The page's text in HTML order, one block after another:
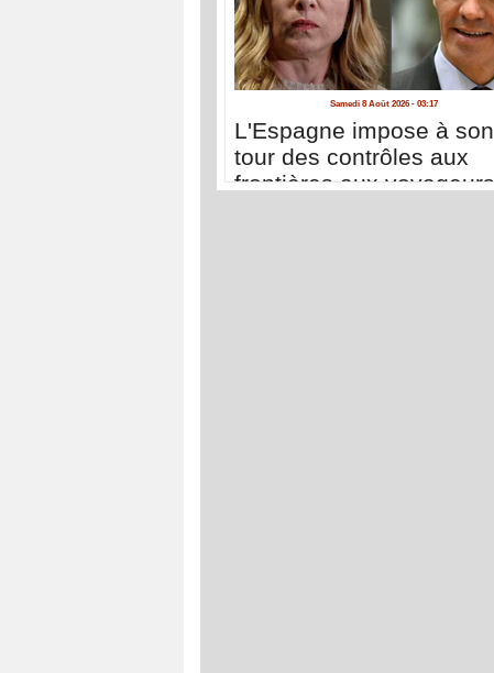
Samedi 8 Août 2026 - 03:17
L'Espagne impose à son
tour des contrôles aux
frontières aux voyageurs